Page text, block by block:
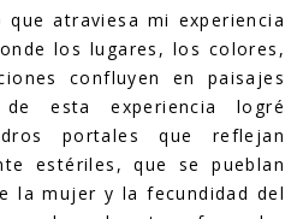
atraviesa mi experiencia
los lugares, los colores,
confluyen en paisajes
esta experiencia logré
portales que reflejan
estériles, que se pueblan
la mujer y la fecundidad del